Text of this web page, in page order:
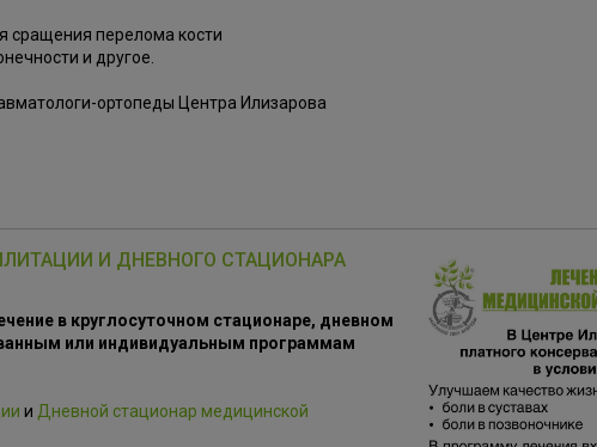
сращения перелома кости
и другое.
ортопеды Центра Илизарова
И ДНЕВНОГО СТАЦИОНАРА
в круглосуточном стационаре, дневном
или индивидуальным программам
и Дневной стационар медицинской